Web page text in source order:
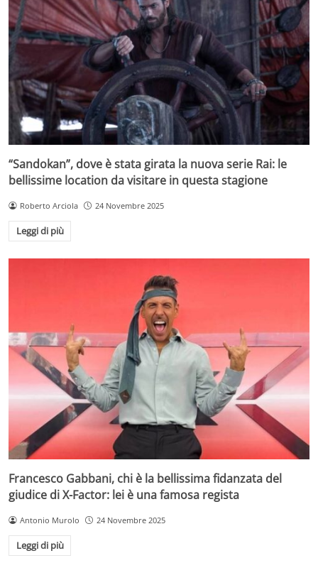
“Sandokan”, dove è stata girata la nuova serie Rai: le
bellissime location da visitare in questa stagione
Roberto Arciola 24 Novembre 2025
Leggi di più
Francesco Gabbani, chi è la bellissima fidanzata del
giudice di X-Factor: lei è una famosa regista
Antonio Murolo 24 Novembre 2025
Leggi di più